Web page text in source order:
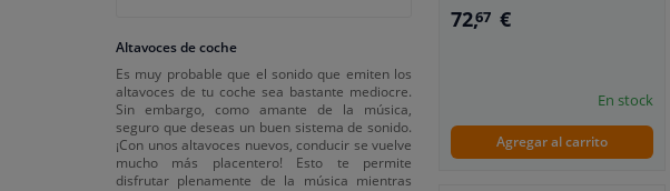
440 vatios
450 vatios
500 vatios
550 vatios
Altavoces de coche
Es muy probable que el sonido que emiten los
altavoces de tu coche sea bastante mediocre.
Sin embargo, como amante de la música,
seguro que deseas un buen sistema de sonido.
¡Con unos altavoces nuevos, conducir se vuelve
mucho más placentero! Esto te permite
disfrutar plenamente de la música mientras
72,67 €
En stock
Agregar al carrito